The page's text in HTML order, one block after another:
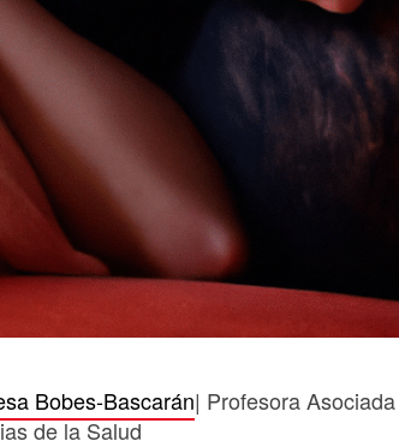
Bobes-Bascarán| Profesora Asociada
de la Salud